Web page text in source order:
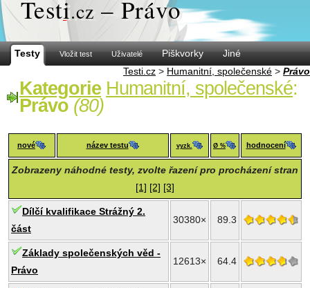
Testi.cz – Právo
Testy Vložit test Uživatelé Piškvorky
Jiné
Testi.cz > Humanitní, společenské > Právo
Kategorie Humanitní, společenské:
Právo (80)
nové název testu vyzk. Ø % hodnocení
Zobrazeny náhodné testy, zvolte řazení pro procházení stran
[1] [2] [3]
Dílčí kvalifikace Strážný 2.
část
30380× 89.3
Základy společenských věd -
Právo
12613× 64.4